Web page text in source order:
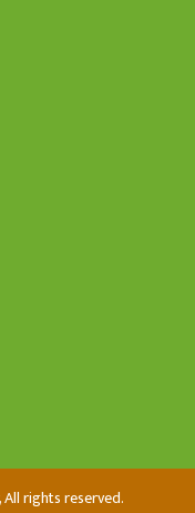
rights reserved.